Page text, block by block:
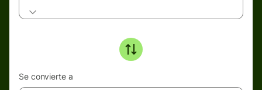
Se convierte a